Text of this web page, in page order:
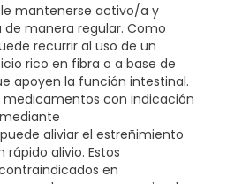
mantenerse activo/a y
manera regular. Como
recurrir al uso de un
rico en fibra o a base de
apoyen la función intestinal.
medicamentos con indicación
aliviar el estreñimiento
alivio. Estos
en